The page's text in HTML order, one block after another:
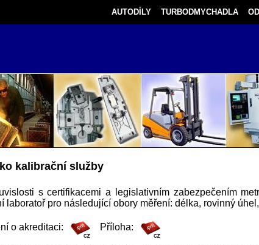
AUTODÍLY TURBODMYCHADLA
kalibrační služby
s certifikacemi a legislativním zabezpečením
laboratoř pro následující obory měření: délka, rovinný
o akreditaci: Příloha: